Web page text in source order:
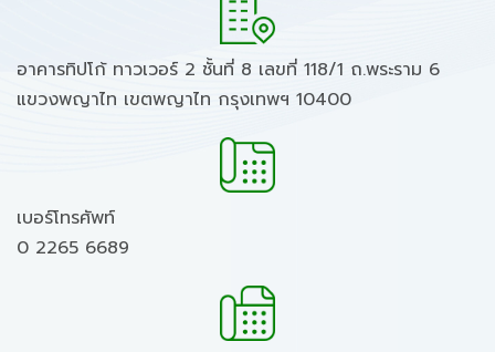
อาคารทิปโก้ ทาวเวอร์ 2 ชั้นที่ 8 เลขที่ 118/1 ถ.พระราม 6
แขวงพญาไท เขตพญาไท กรุงเทพฯ 10400
เบอร์โทรศัพท์
0 2265 6689